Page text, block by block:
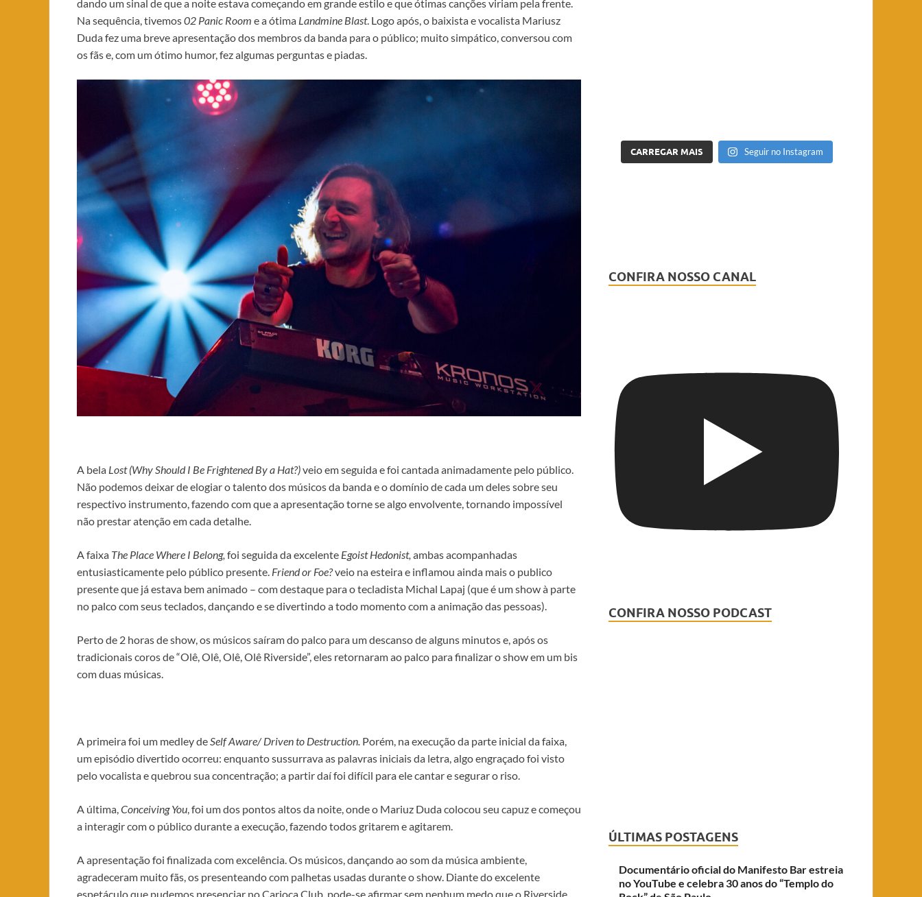
dando um sinal de que a noite estava começando em grande estilo e que ótimas canções viriam pela frente.
Na sequência, tivemos02 Panic Room e a ótima Landmine Blast. Logo após, o baixista e vocalista Mariusz
Duda fez uma breve apresentação dos membros da banda para o público; muito simpático, conversou com
os fãs e, com um ótimo humor, fez algumas perguntas e piadas.
A bela Lost (Why Should I Be Frightened By a Hat?)veio em seguida e foi cantada animadamente pelo público.
Não podemos deixar de elogiar o talento dos músicos da banda e o domínio de cada um deles sobre seu
respectivo instrumento, fazendo com que a apresentação torne se algo envolvente, tornando impossível
não prestar atenção em cada detalhe.
A faixa The Place Where I Belong, foi seguida da excelente Egoist Hedonist, ambas acompanhadas
entusiasticamente pelo público presente. Friend or Foe?veio na esteira e inflamou ainda mais o publico
presente que já estava bem animado – com destaque para o tecladista Michal Lapaj (que é um show à parte
no palco com seus teclados, dançando e se divertindo a todo momento com a animação das pessoas).
Perto de 2 horas de show, os músicos saíram do palco para um descanso de alguns minutos e, após os
tradicionais coros de “Olê, Olê, Olê, Olê Riverside”, eles retornaram ao palco para finalizar o show em um bis
com duas músicas.
A primeira foi um medley deSelf Aware/ Driven to Destruction. Porém, na execução da parte inicial da faixa,
um episódio divertido ocorreu: enquanto sussurrava as palavras iniciais da letra, algo engraçado foi visto
pelo vocalista e quebrou sua concentração; a partir daí foi difícil para ele cantar e segurar o riso.
A última,Conceiving You, foi um dos pontos altos da noite, onde o Mariuz Duda colocou seu capuz e começou
a interagir com o público durante a execução, fazendo todos gritarem e agitarem.
A apresentação foi finalizada com excelência. Os músicos, dançando ao som da música ambiente,
agradeceram muito fãs, os presenteando com palhetas usadas durante o show. Diante do excelente
espetáculo que pudemos presenciar no Carioca Club, pode-se afirmar sem nenhum medo que o Riverside
CARREGAR MAIS Seguir no Instagram
CONFIRA NOSSO CANAL
CONFIRA NOSSO PODCAST
ÚLTIMAS POSTAGENS
Documentário oficial do Manifesto Bar estreia
no YouTube e celebra 30 anos do “Templo do